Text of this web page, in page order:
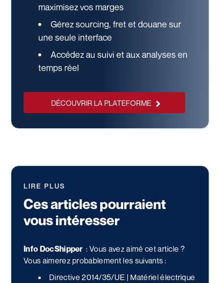
maximisez vos marges
Gérez sourcing, fret et douane sur
une seule interface
Accédez au suivi et aux analyses en
temps réel
DÉCOUVRIR LA PLATEFORME
LIRE PLUS
Ces articles pourraient
vous intéresser
Info DocShipper : Vous avez aimé cet article ?
Vous aimerez probablement les suivants :
Directive 2014/35/UE | Matériel électrique